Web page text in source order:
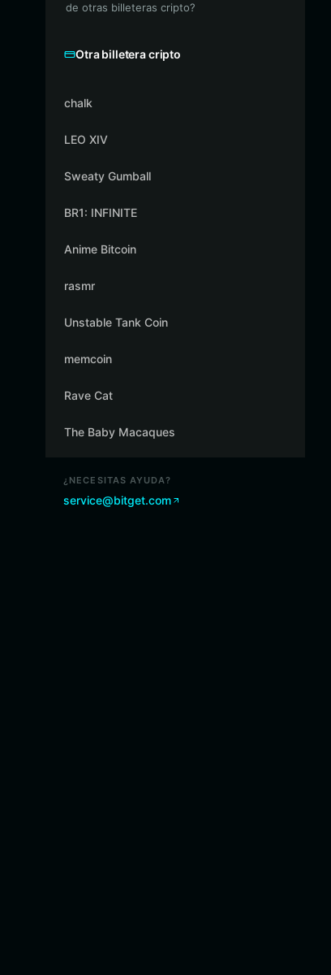
de otras billeteras cripto?
Otra billetera cripto
chalk
LEO XIV
Sweaty Gumball
BR1: INFINITE
Anime Bitcoin
rasmr
Unstable Tank Coin
memcoin
Rave Cat
The Baby Macaques
¿NECESITAS AYUDA?
service@bitget.com